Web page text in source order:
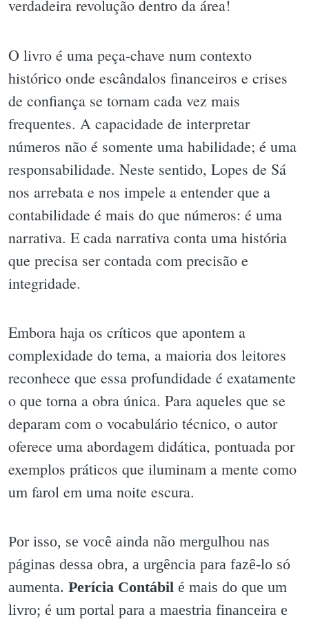
verdadeira revolução dentro da área!
O livro é uma peça-chave num contexto
histórico onde escândalos financeiros e crises
de confiança se tornam cada vez mais
frequentes. A capacidade de interpretar
números não é somente uma habilidade; é uma
responsabilidade. Neste sentido, Lopes de Sá
nos arrebata e nos impele a entender que a
contabilidade é mais do que números: é uma
narrativa. E cada narrativa conta uma história
que precisa ser contada com precisão e
integridade.
Embora haja os críticos que apontem a
complexidade do tema, a maioria dos leitores
reconhece que essa profundidade é exatamente
o que torna a obra única. Para aqueles que se
deparam com o vocabulário técnico, o autor
oferece uma abordagem didática, pontuada por
exemplos práticos que iluminam a mente como
um farol em uma noite escura.
Por isso, se você ainda não mergulhou nas
páginas dessa obra, a urgência para fazê-lo só
aumenta. Perícia Contábil é mais do que um
livro; é um portal para a maestria financeira e